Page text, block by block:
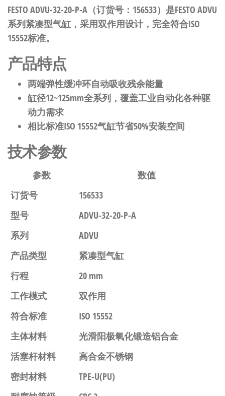
FESTO ADVU-32-20-P-A（订货号：156533）是FESTO ADVU
系列紧凑型气缸，采用双作用设计，完全符合ISO
15552标准。
产品特点
两端弹性缓冲环自动吸收残余能量
缸径12~125mm全系列，覆盖工业自动化各种驱
动力需求
相比标准ISO 15552气缸节省50%安装空间
技术参数
参数
数值
订货号
156533
型号
ADVU-32-20-P-A
系列
ADVU
产品类型
紧凑型气缸
行程
20 mm
工作模式
双作用
符合标准
ISO 15552
主体材料
光滑阳极氧化锻造铝合金
活塞杆材料
高合金不锈钢
密封材料
TPE-U(PU)